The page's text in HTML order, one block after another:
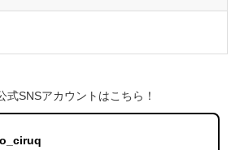
式SNSアカウントはこちら！